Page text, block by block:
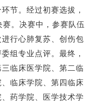
节。经过初赛选拔，
。决赛中，参赛队伍
行心肺复苏、创伤包
组专业点评。最终，
临床医学院、第二临
临床学院、第四临床
药学院、医学技术学